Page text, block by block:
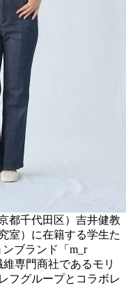
都千代田区）吉井健教
室）に在籍する学生た
ブランド「m_r
専門商社であるモリ
フグループとコラボレ